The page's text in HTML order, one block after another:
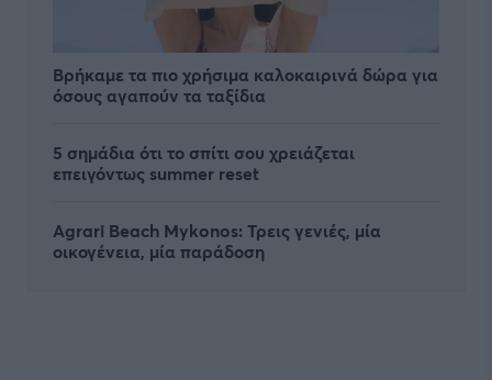
Βρήκαμε τα πιο χρήσιμα καλοκαιρινά δώρα για
όσους αγαπούν τα ταξίδια
5 σημάδια ότι το σπίτι σου χρειάζεται
επειγόντως summer reset
Agrari Beach Mykonos: Τρεις γενιές, μία
οικογένεια, μία παράδοση